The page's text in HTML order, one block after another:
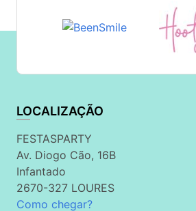
LOCALIZAÇÃO
FESTASPARTY
Av. Diogo Cão, 16B
Infantado
2670-327 LOURES
Como chegar?